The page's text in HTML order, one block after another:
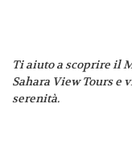
Ti aiuto a scoprire il
Sahara View Tours e
serenità.